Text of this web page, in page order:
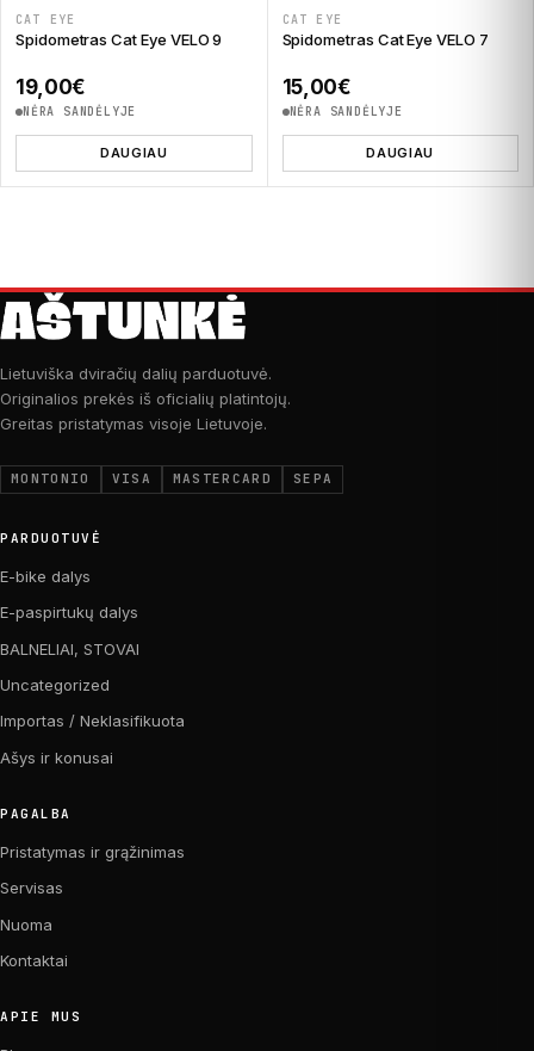
CAT EYE
Spidometras Cat Eye VELO 9
19,00€
NĖRA SANDĖLYJE
DAUGIAU
CAT EYE
Spidometras Cat Eye VELO 7
15,00€
NĖRA SANDĖLYJE
DAUGIAU
Lietuviška dviračių dalių parduotuvė.
Originalios prekės iš oficialių platintojų.
Greitas pristatymas visoje Lietuvoje.
MONTONIO VISA MASTERCARD SEPA
PARDUOTUVĖ
E-bike dalys
E-paspirtukų dalys
BALNELIAI, STOVAI
Uncategorized
Importas / Neklasifikuota
Ašys ir konusai
PAGALBA
Pristatymas ir grąžinimas
Servisas
Nuoma
Kontaktai
APIE MUS